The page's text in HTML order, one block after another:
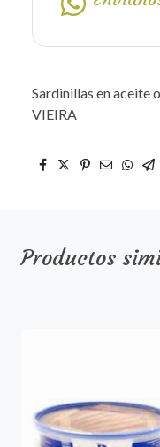
Sardinillas en aceite
VIEIRA
Productos